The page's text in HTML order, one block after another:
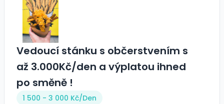
Vedoucí stánku s občerstvením s
až 3.000Kč/den a výplatou ihned
po směně !
1 500 - 3 000 Kč/Den